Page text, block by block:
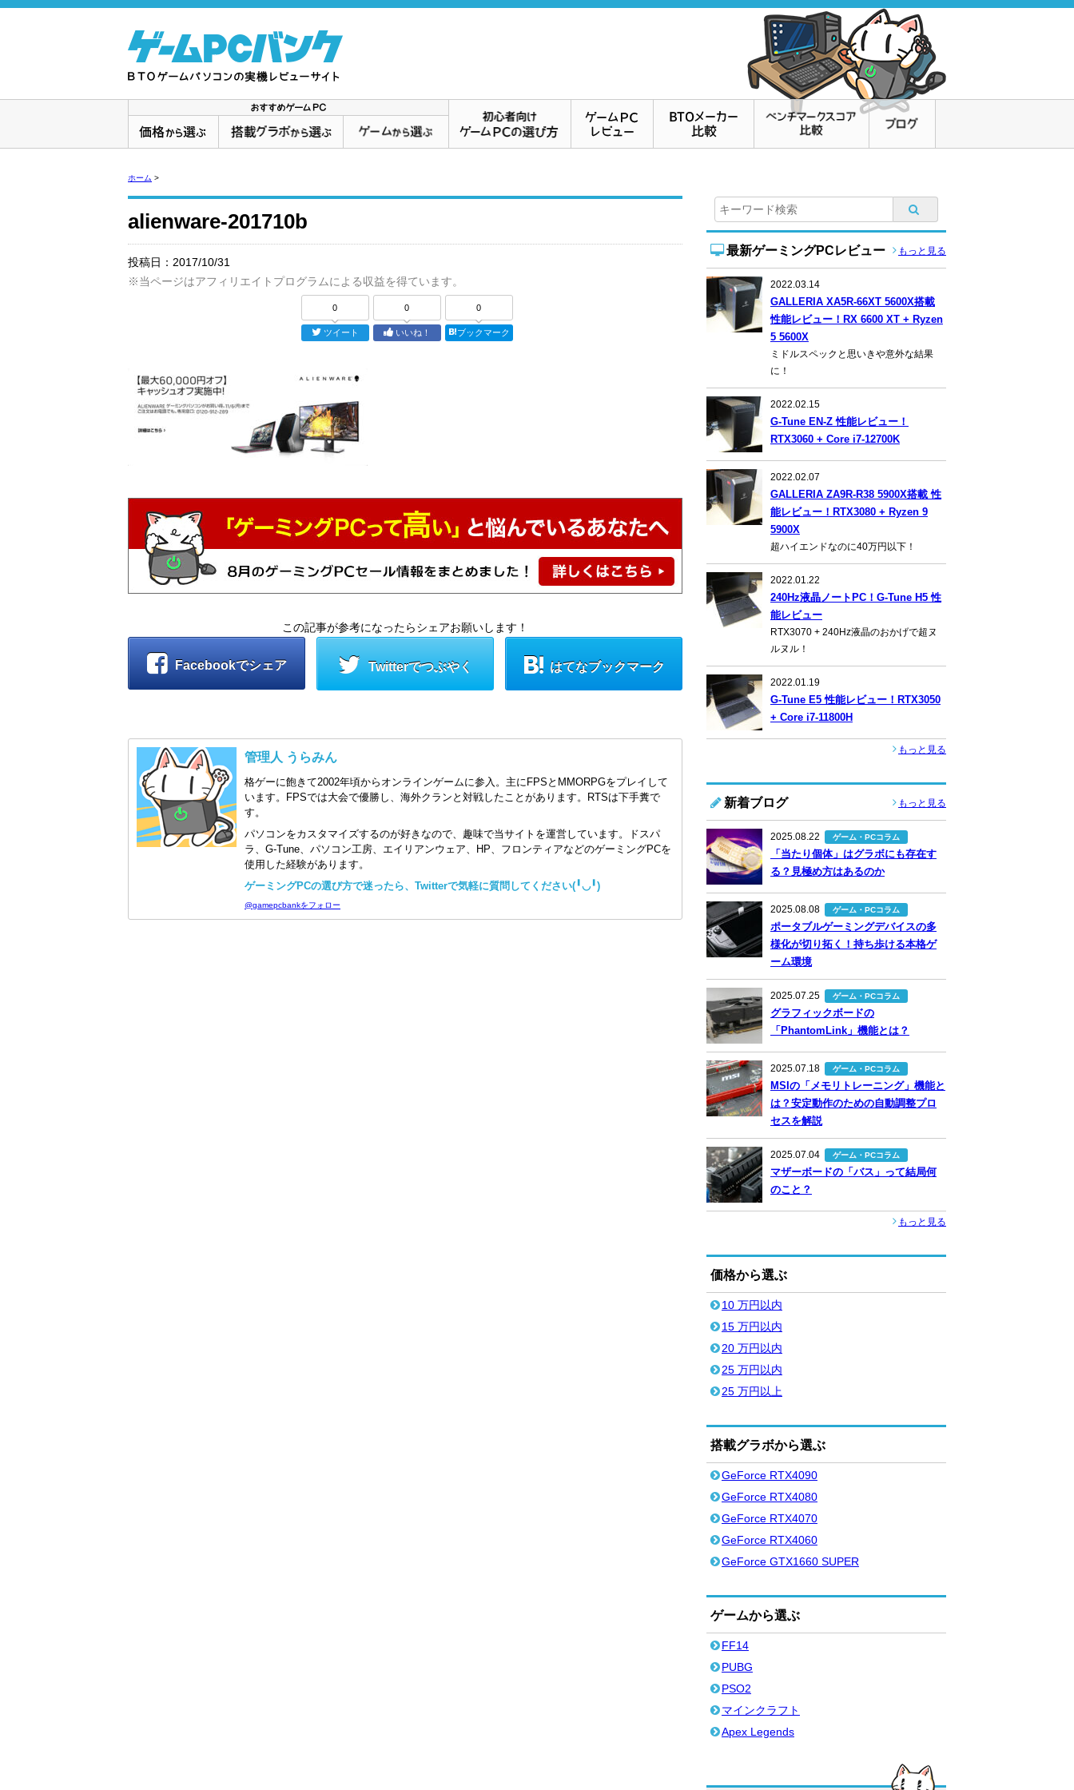
ホーム >
alienware-201710b
投稿日： 2017/10/31
※当ページはアフィリエイトプログラムによる収益を得ています。
0
ツイート
0
いいね！
0
ブックマーク
この記事が参考になったらシェアお願いします！
Facebookでシェア Twitterでつぶやく はてなブックマーク
管理人 うらみん
格ゲーに飽きて2002年頃からオンラインゲームに参入。主にFPSとMMORPGをプレイして
います。FPSでは大会で優勝し、海外クランと対戦したことがあります。RTSは下手糞で
す。
パソコンをカスタマイズするのが好きなので、趣味で当サイトを運営しています。ドスパ
ラ、G-Tune、パソコン工房、エイリアンウェア、HP、フロンティアなどのゲーミングPCを
使用した経験があります。
ゲーミングPCの選び方で迷ったら、Twitterで気軽に質問してください(╹◡╹)
@gamepcbankをフォロー
最新ゲーミングPCレビュー もっと見る
2022.03.14
GALLERIA XA5R-66XT 5600X搭載
性能レビュー！RX 6600 XT + Ryzen
5 5600X
ミドルスペックと思いきや意外な結果
に！
2022.02.15
G-Tune EN-Z 性能レビュー！
RTX3060 + Core i7-12700K
2022.02.07
GALLERIA ZA9R-R38 5900X搭載 性
能レビュー！RTX3080 + Ryzen 9
5900X
超ハイエンドなのに40万円以下！
2022.01.22
240Hz液晶ノートPC！G-Tune H5 性
能レビュー
RTX3070 + 240Hz液晶のおかげで超ヌ
ルヌル！
2022.01.19
G-Tune E5 性能レビュー！RTX3050
+ Core i7-11800H
もっと見る
新着ブログ もっと見る
2025.08.22 ゲーム・PCコラム
「当たり個体」はグラボにも存在す
る？見極め方はあるのか
2025.08.08 ゲーム・PCコラム
ポータブルゲーミングデバイスの多
様化が切り拓く！持ち歩ける本格ゲ
ーム環境
2025.07.25 ゲーム・PCコラム
グラフィックボードの
「PhantomLink」機能とは？
2025.07.18 ゲーム・PCコラム
MSIの「メモリトレーニング」機能と
は？安定動作のための自動調整プロ
セスを解説
2025.07.04 ゲーム・PCコラム
マザーボードの「バス」って結局何
のこと？
もっと見る
価格から選ぶ
10 万円以内
15 万円以内
20 万円以内
25 万円以内
25 万円以上
搭載グラボから選ぶ
GeForce RTX4090
GeForce RTX4080
GeForce RTX4070
GeForce RTX4060
GeForce GTX1660 SUPER
ゲームから選ぶ
FF14
PUBG
PSO2
マインクラフト
Apex Legends